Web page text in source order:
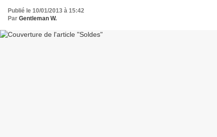
Publié le 10/01/2013 à 15:42
Par Gentleman W.